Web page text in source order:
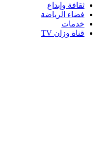
ثقافة وإبداع
فضاء الرياضة
خدمات
قناة وزان TV